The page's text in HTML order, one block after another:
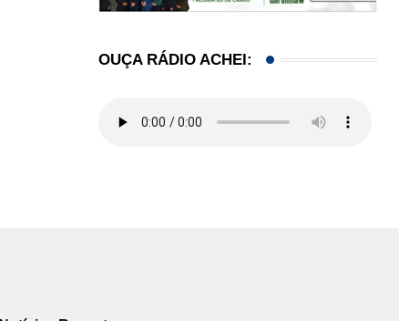
OUÇA RÁDIO ACHEI: